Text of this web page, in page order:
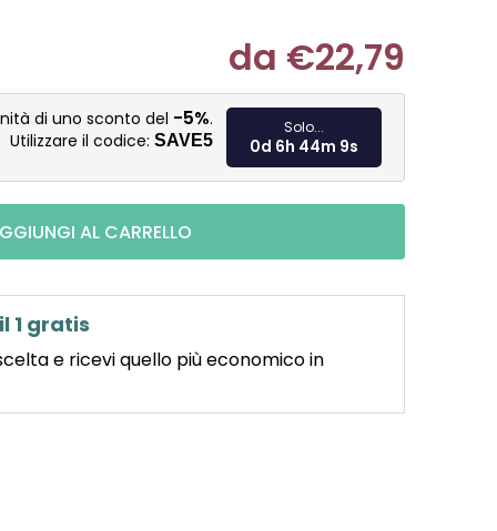
da €22,79
Misura
di uno sconto del -5%.
Utilizzare il codice: SAVE5
Solo...
0d 6h 44m 8s
AL CARRELLO
1 gratis
e ricevi quello più economico in